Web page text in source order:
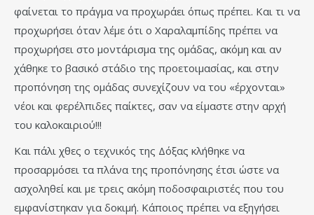
φαίνεται το πράγμα να προχωράει όπως πρέπει. Και τι να
προχωρήσει όταν λέμε ότι ο Χαραλαμπίδης πρέπει να
προχωρήσει στο μοντάρισμα της ομάδας, ακόμη και αν
χάθηκε το βασικό στάδιο της προετοιμασίας, και στην
προπόνηση της ομάδας συνεχίζουν να του «έρχονται»
νέοι και φερέλπιδες παίκτες, σαν να είμαστε στην αρχή
του καλοκαιριού!!!
Και πάλι χθες ο τεχνικός της Δόξας κλήθηκε να
προσαρμόσει τα πλάνα της προπόνησης έτσι ώστε να
ασχοληθεί και με τρεις ακόμη ποδοσφαιριστές που του
εμφανίστηκαν για δοκιμή. Κάποιος πρέπει να εξηγήσει